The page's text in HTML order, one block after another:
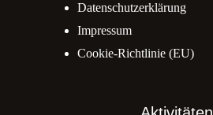
Datenschutzerklärung
Impressum
Cookie-Richtlinie (EU)